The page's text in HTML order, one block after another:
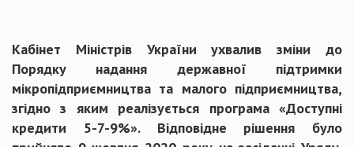
Кабінет Міністрів України ухвалив зміни до
Порядку надання державної підтримки
мікропідприємництва та малого підприємництва,
згідно з яким реалізується програма «Доступні
кредити 5-7-9%». Відповідне рішення було